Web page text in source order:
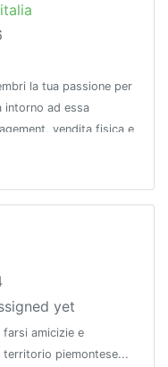
la tua passione per
intorno ad essa
vendita fisica e
vU3jKQcS
yet
amicizie e
piemontese...